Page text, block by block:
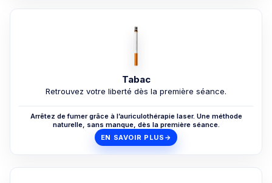
Tabac
Retrouvez votre liberté dès la première séance.
Arrêtez de fumer grâce à l’auriculothérapie laser. Une méthode
naturelle, sans manque, dès la première séance.
EN SAVOIR PLUS →